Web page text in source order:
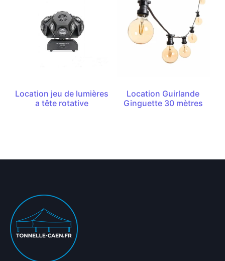
Location jeu de lumières
a tête rotative
Location Guirlande
Ginguette 30 mètres